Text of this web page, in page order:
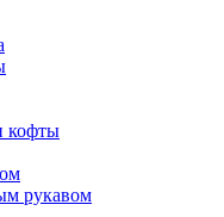
кофты
рукавом